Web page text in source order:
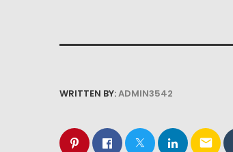
WRITTEN BY:ADMIN3542
email